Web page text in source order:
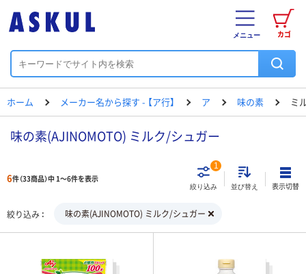
カゴ
メニュー
ホーム メーカー名から探す - 【ア行】 ア 味の素 ミ
味の素(AJINOMOTO) ミルク/シュガー
6件（33商品）中 1～6件を表示
絞り込み
1
並び替え 表示切替
絞り込み 味の素(AJINOMOTO) ミルク/シュガー